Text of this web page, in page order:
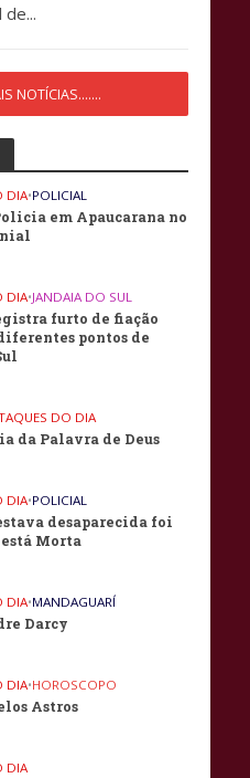
NOTÍCIAS.......
DIA•POLICIAL
em Apaucarana no
DIA•JANDAIA DO SUL
furto de fiação
pontos de
DO DIA
da Palavra de Deus
DIA•POLICIAL
desaparecida foi
Morta
DIA•MANDAGUARÍ
Darcy
DIA•HOROSCOPO
Astros
DIA